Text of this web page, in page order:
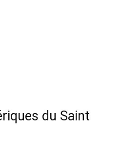
du Saint